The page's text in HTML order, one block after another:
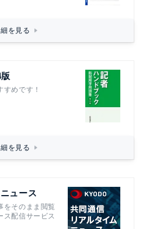
を見る
めです！
を見る
ュース
をそのまま閲覧
ス配信サービス